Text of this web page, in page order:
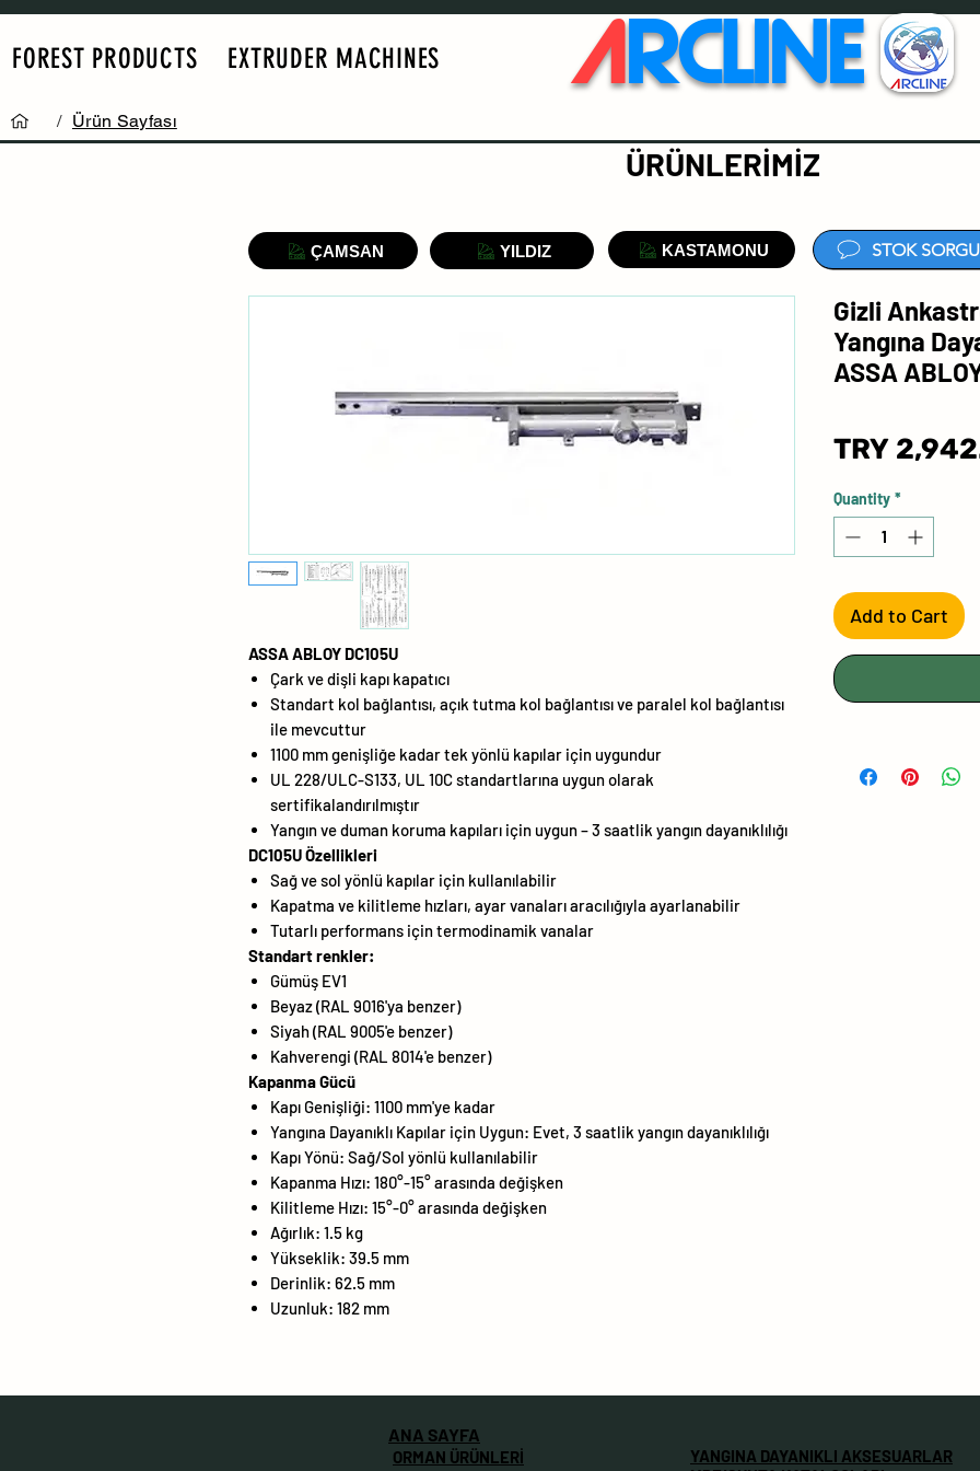
FOREST PRODUCTS EXTRUDER MACHINES ARCLINE
/ Ürün Sayfası
ASSA ABLOY DC105U
Çark ve dişli kapı kapatıcı
Standart kol bağlantısı, açık tutma kol bağlantısı ve paralel kol bağlantısı
ile mevcuttur
1100 mm genişliğe kadar tek yönlü kapılar için uygundur
UL 228/ULC-S133, UL 10C standartlarına uygun olarak
sertifikalandırılmıştır
Yangın ve duman koruma kapıları için uygun – 3 saatlik yangın dayanıklılığı
DC105U Özellikleri
Sağ ve sol yönlü kapılar için kullanılabilir
Kapatma ve kilitleme hızları, ayar vanaları aracılığıyla ayarlanabilir
Tutarlı performans için termodinamik vanalar
Standart renkler:
Gümüş EV1
Beyaz (RAL 9016'ya benzer)
Siyah (RAL 9005'e benzer)
Kahverengi (RAL 8014'e benzer)
Kapanma Gücü
Kapı Genişliği: 1100 mm'ye kadar
Yangına Dayanıklı Kapılar için Uygun: Evet, 3 saatlik yangın dayanıklılığı
Kapı Yönü: Sağ/Sol yönlü kullanılabilir
Kapanma Hızı: 180°-15° arasında değişken
Kilitleme Hızı: 15°-0° arasında değişken
Ağırlık: 1.5 kg
Yükseklik: 39.5 mm
Derinlik: 62.5 mm
Uzunluk: 182 mm
Gizli
Yangına
ASSA
TRY
Quantity *
Add to Cart
ÇAMSAN YILDIZ KASTAMONU
ÜRÜNLERİMİZ
STOK
ANA SAYFA
ORMAN ÜRÜNLERİ
YANGINA DAYANIKLI AKSESUARLAR